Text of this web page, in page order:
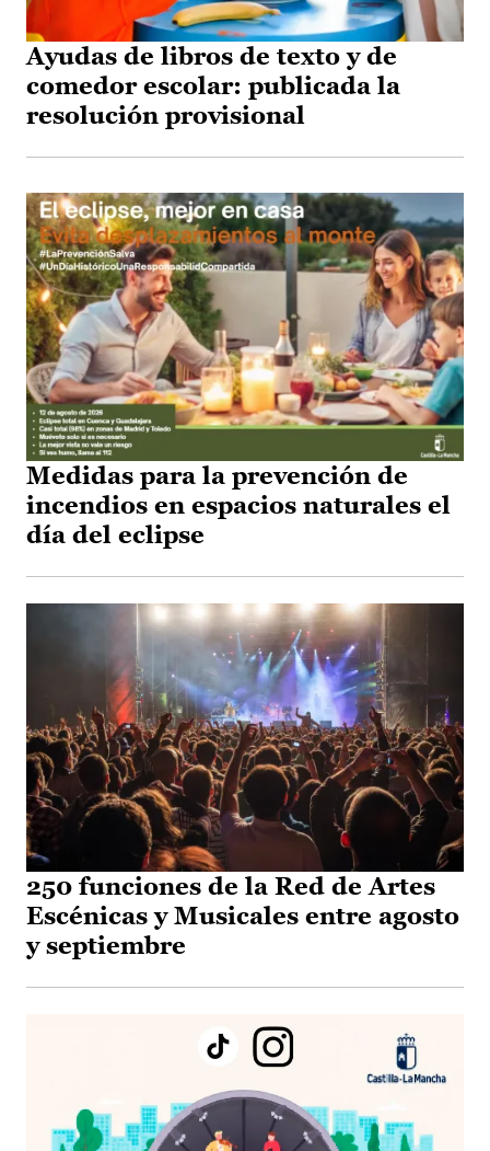
Ayudas de libros de texto y de
comedor escolar: publicada la
resolución provisional
Medidas para la prevención de
incendios en espacios naturales el
día del eclipse
250 funciones de la Red de Artes
Escénicas y Musicales entre agosto
y septiembre